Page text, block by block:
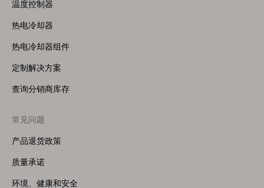
温度控制器
热电冷却器
热电冷却器组件
定制解决方案
查询分销商库存
常见问题
产品退货政策
质量承诺
环境、健康和安全